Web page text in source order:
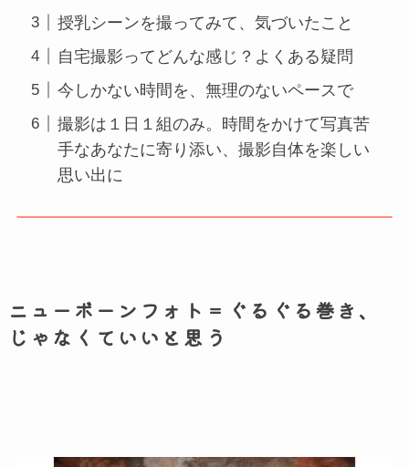
授乳シーンを撮ってみて、気づいたこと
自宅撮影ってどんな感じ？よくある疑問
今しかない時間を、無理のないペースで
撮影は１日１組のみ。時間をかけて写真苦
手なあなたに寄り添い、撮影自体を楽しい
思い出に
ニューボーンフォト＝ぐるぐる巻き、
じゃなくていいと思う